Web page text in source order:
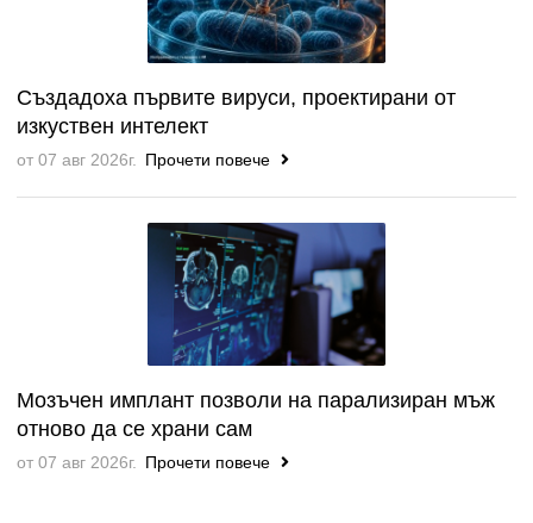
Създадоха първите вируси, проектирани от
изкуствен интелект
от 07 авг 2026г. Прочети повече
Мозъчен имплант позволи на парализиран мъж
отново да се храни сам
от 07 авг 2026г. Прочети повече